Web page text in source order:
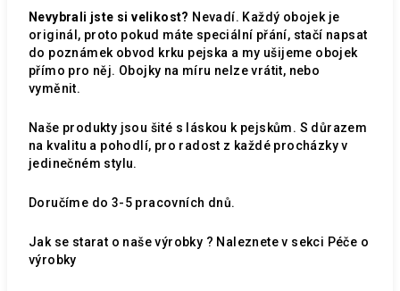
Nevybrali jste si velikost? Nevadí. Každý obojek je
originál, proto pokud máte speciální přání, stačí napsat
do poznámek obvod krku pejska a my ušijeme obojek
přímo pro něj. Obojky na míru nelze vrátit, nebo
vyměnit.
Naše produkty jsou šité s láskou k pejskům. S důrazem
na kvalitu a pohodlí, pro radost z každé procházky v
jedinečném stylu.
Doručíme do 3-5 pracovních dnů.
Jak se starat o naše výrobky ? Naleznete v sekci Péče o
výrobky